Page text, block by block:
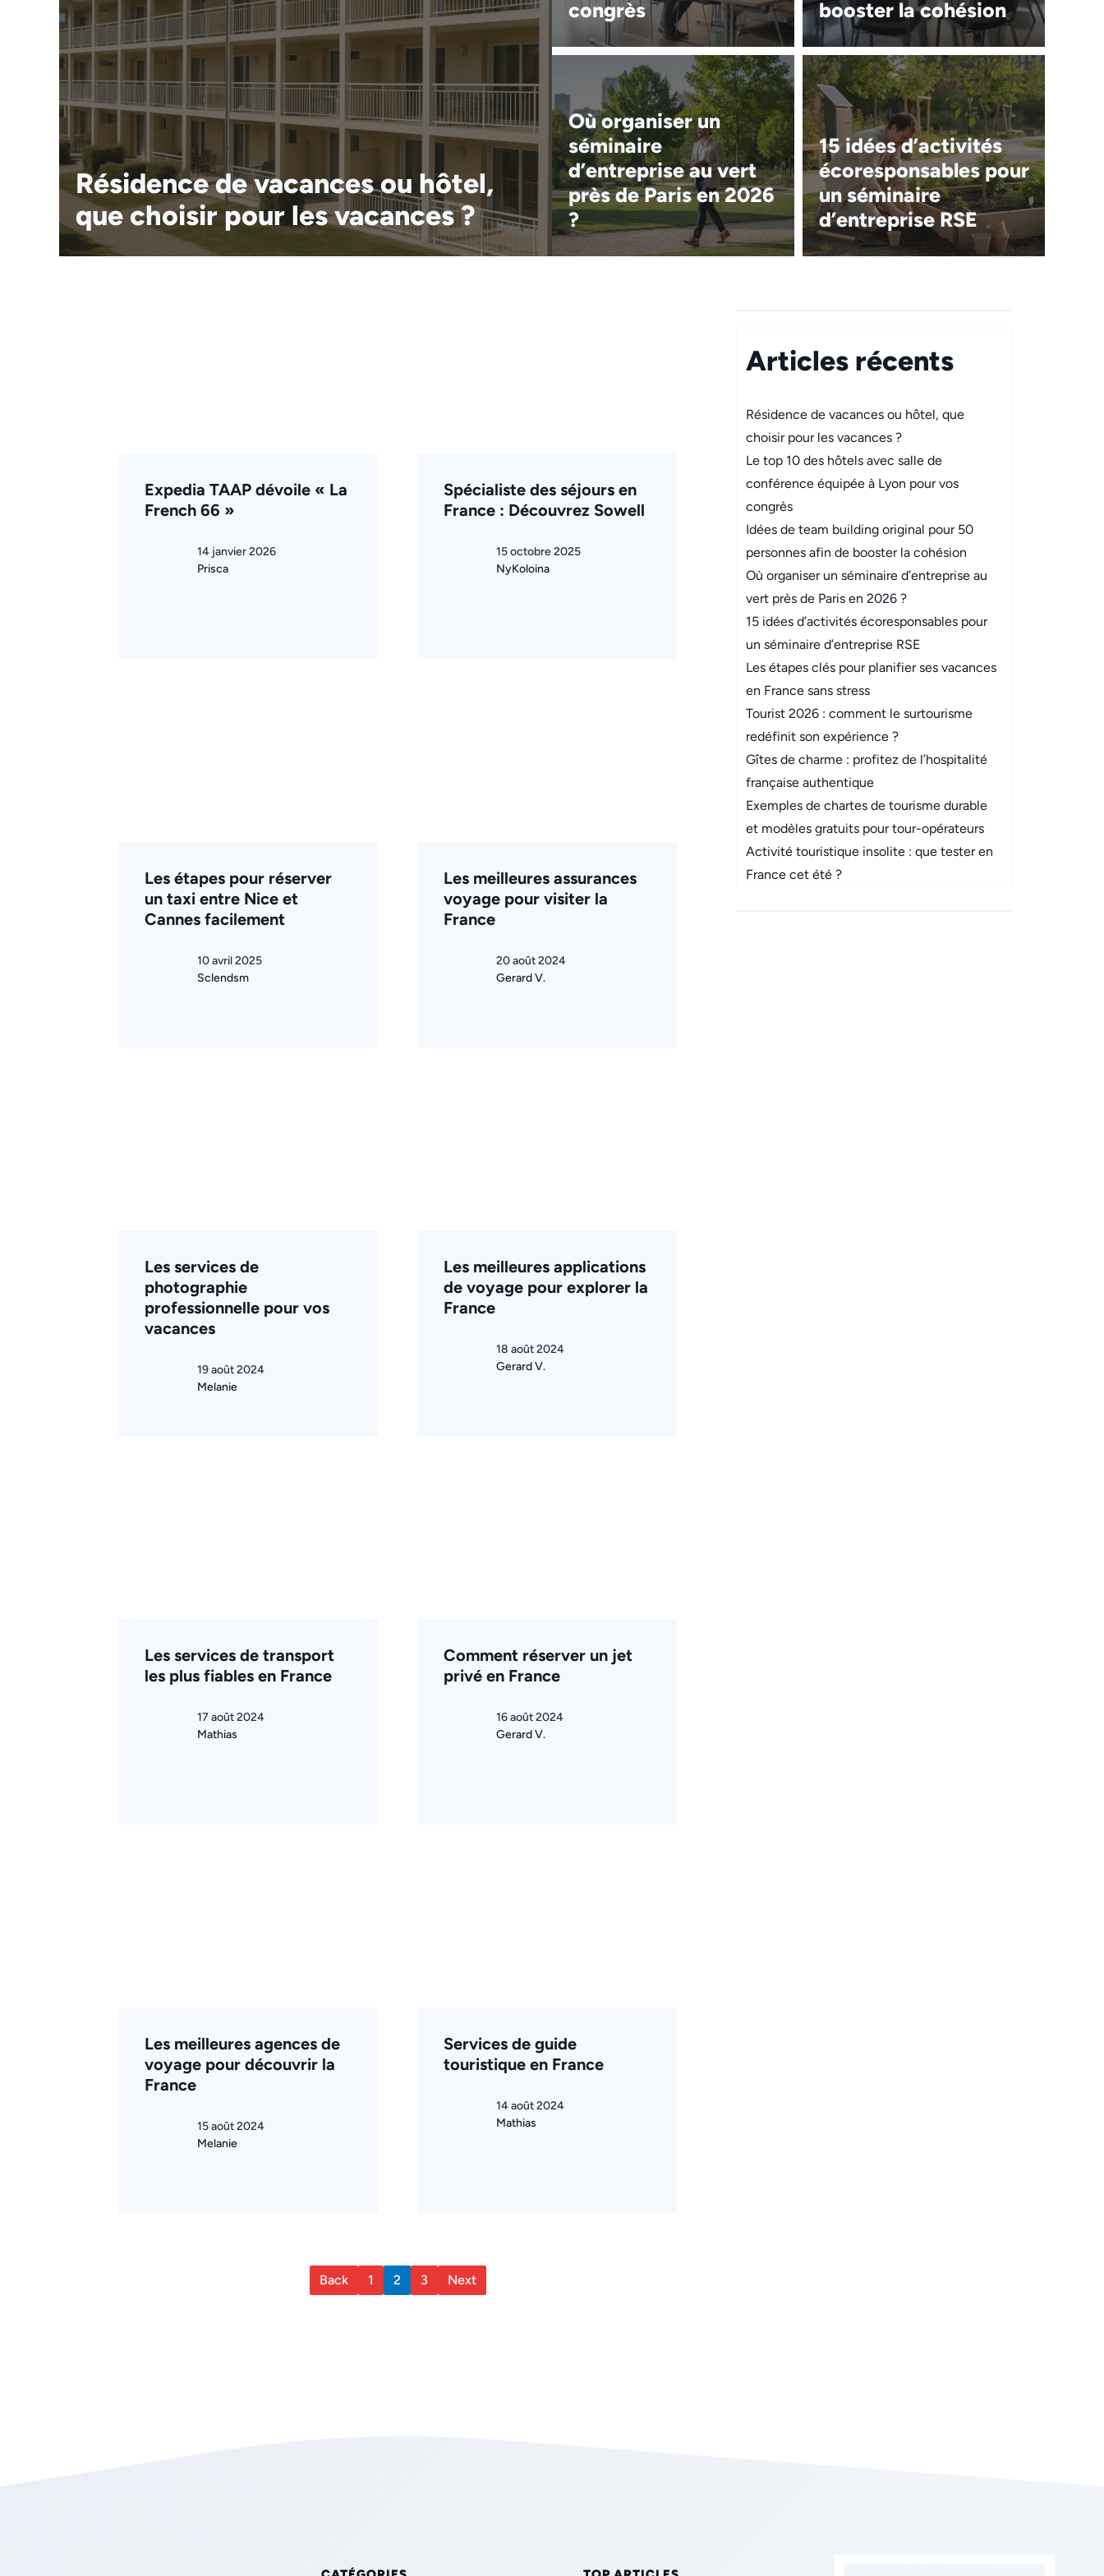
Résidence de vacances ou hôtel,
que choisir pour les vacances ?
congrès
booster la cohésion
Où organiser un
séminaire
d’entreprise au vert
près de Paris en 2026
?
15 idées d’activités
écoresponsables pour
un séminaire
d’entreprise RSE
Expedia TAAP dévoile « La
French 66 »
14 janvier 2026
Prisca
Spécialiste des séjours en
France : Découvrez Sowell
15 octobre 2025
NyKoloina
Les étapes pour réserver
un taxi entre Nice et
Cannes facilement
10 avril 2025
Sclendsm
Les meilleures assurances
voyage pour visiter la
France
20 août 2024
Gerard V.
Les services de
photographie
professionnelle pour vos
vacances
19 août 2024
Melanie
Les meilleures applications
de voyage pour explorer la
France
18 août 2024
Gerard V.
Les services de transport
les plus fiables en France
17 août 2024
Mathias
Comment réserver un jet
privé en France
16 août 2024
Gerard V.
Les meilleures agences de
voyage pour découvrir la
France
15 août 2024
Melanie
Services de guide
touristique en France
14 août 2024
Mathias
Back 1 2 3 Next
Articles récents
Résidence de vacances ou hôtel, que
choisir pour les vacances ?
Le top 10 des hôtels avec salle de
conférence équipée à Lyon pour vos
congrès
Idées de team building original pour 50
personnes afin de booster la cohésion
Où organiser un séminaire d’entreprise au
vert près de Paris en 2026 ?
15 idées d’activités écoresponsables pour
un séminaire d’entreprise RSE
Les étapes clés pour planifier ses vacances
en France sans stress
Tourist 2026 : comment le surtourisme
redéfinit son expérience ?
Gîtes de charme : profitez de l’hospitalité
française authentique
Exemples de chartes de tourisme durable
et modèles gratuits pour tour-opérateurs
Activité touristique insolite : que tester en
France cet été ?